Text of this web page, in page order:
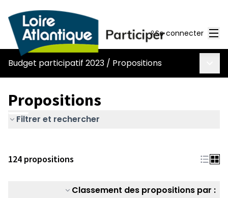
Se connecter
Budget participatif 2023 / Propositions
Propositions
Filtrer et rechercher
124 propositions
Classement des propositions par :